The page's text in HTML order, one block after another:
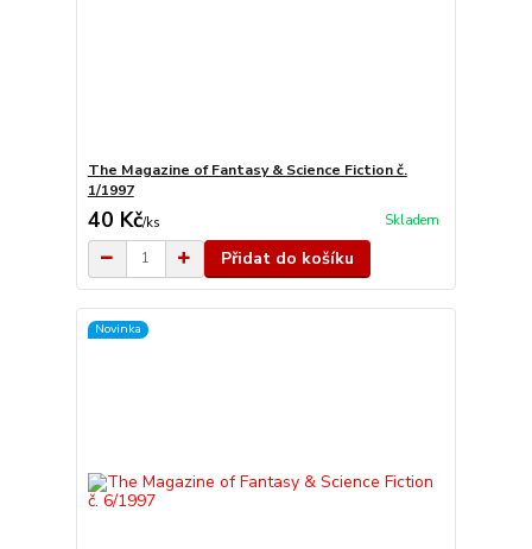
The Magazine of Fantasy & Science Fiction č.
1/1997
40 Kč/ks Skladem
Přidat do košíku
Novinka